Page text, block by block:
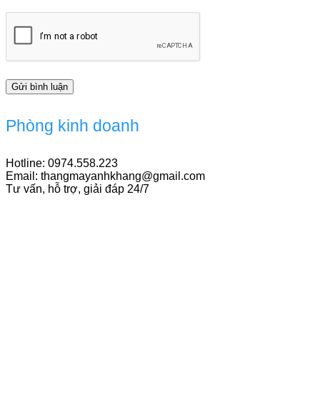
Phòng kinh doanh
Hotline: 0974.558.223
Email: thangmayanhkhang@gmail.com
Tư vấn, hỗ trợ, giải đáp 24/7